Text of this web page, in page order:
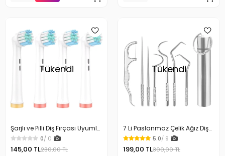
Tükendi
Şarjlı ve Pilli Diş Fırçası Uyumlu
Diş Fırçası Yedek Başlığı 4 Lü
0/ 0
145,00 TL230,00 TL
Tükendi
7 Li Paslanmaz Çelik Ağız Diş
Tartar Sökücü Set
5.0/ 9
199,00 TL300,00 TL